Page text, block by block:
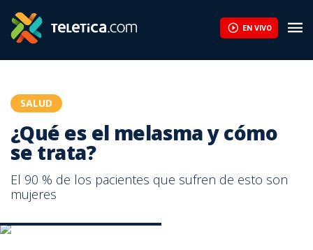
EN VIVO
SALUD
¿Qué es el melasma y cómo
se trata?
El 90 % de los pacientes que sufren de esto son
mujeres